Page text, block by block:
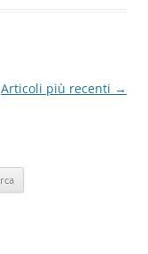
Articoli più recenti →